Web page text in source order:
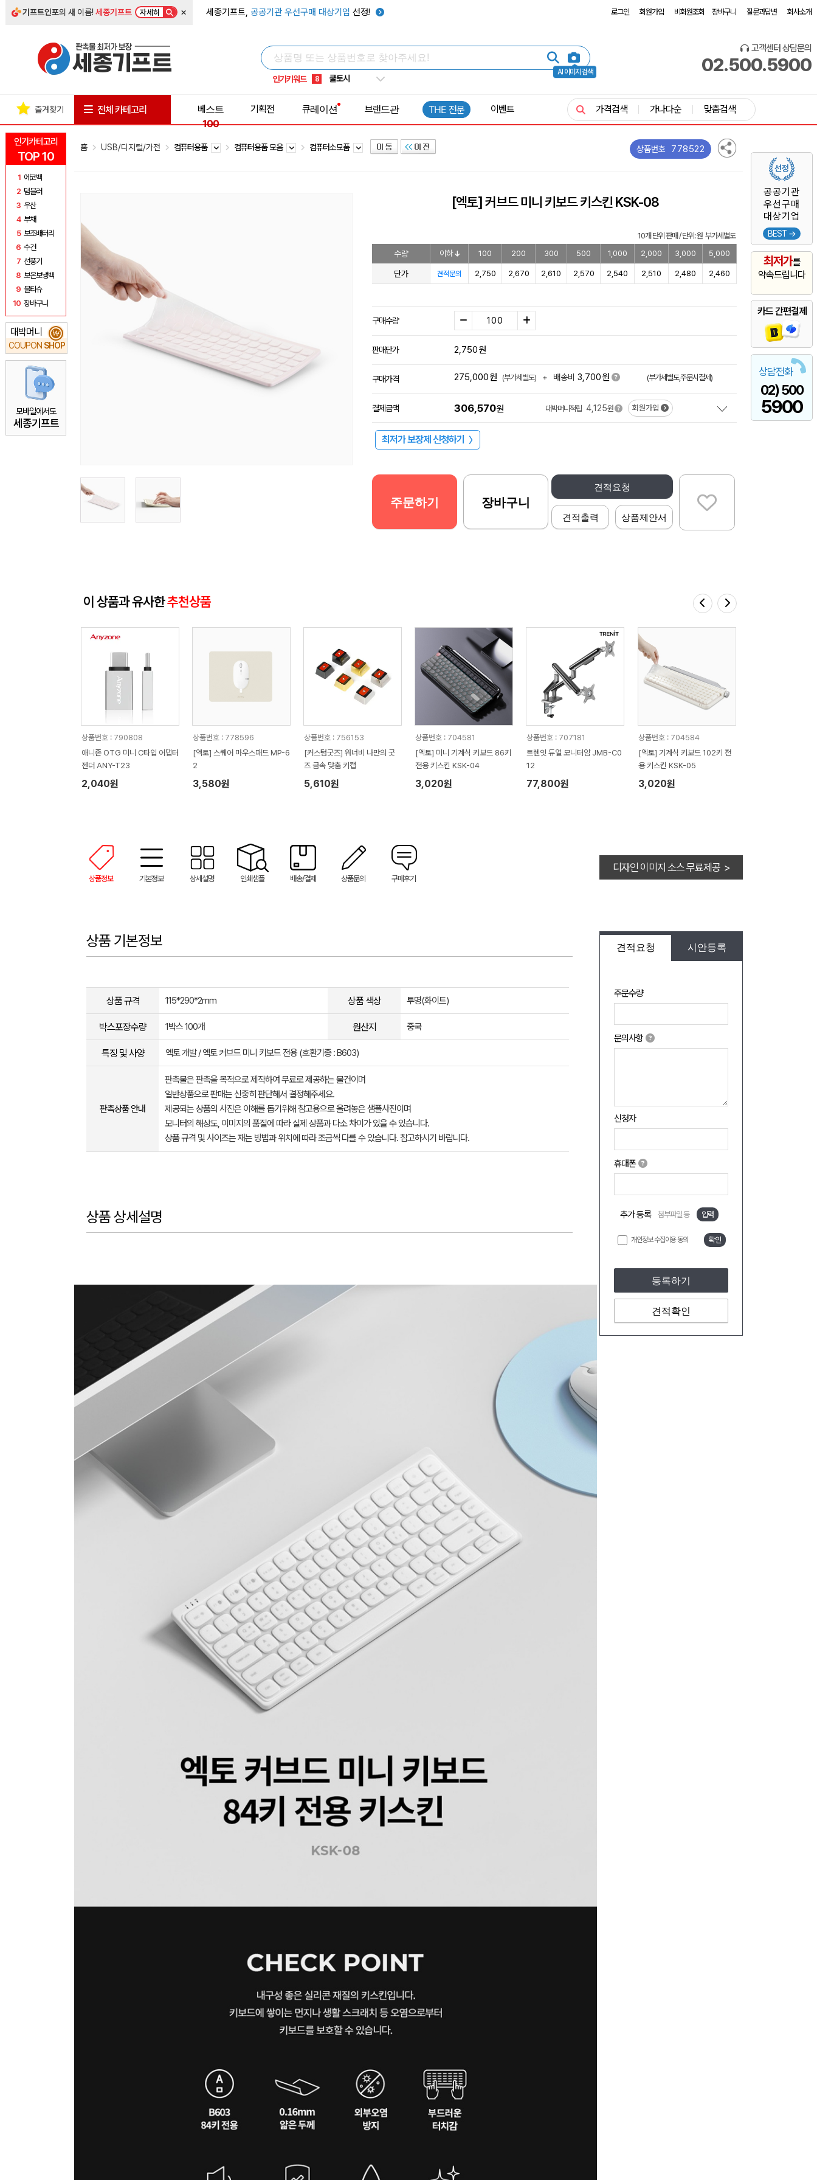
기프트인포의 새 이름!세종기프트 자세히 × 세종기프트, 공공기관 우선구매 대상기업 선정! 로그인 회원가입 비회원조회 장바구니 질문과답변 회사소개
AI 이미지 검색
인기키워드
5 키캡
8 쿨토시
9 넥쿨러
1 선풍기
고객센터 상담문의
02.500.5900
인기카테고리
TOP 10
1 에코백
2 텀블러
3 우산
4 부채
5 보조배터리
6 수건
7 선풍기
8 보온보냉백
9 물티슈
10 장바구니
대박머니
COUPON SHOP
₩
모바일에서도
세종기프트
공공기관
우선구매
대상기업
BEST →
최저가를
약속드립니다
카드 간편결제
상담전화
02) 500
5900
즐겨찾기 전체 카테고리
베스트
100
기획전 큐레이션 브랜드관 THE 전문 이벤트 가격검색 가나다순 맞춤검색
홈 USB/디지털/가전 컴퓨터용품 컴퓨터용품 모음 컴퓨터소모품 상품번호 778522
[엑토] 커브드 미니 키보드 키스킨 KSK-08
10개 단위 판매 / 단위: 원 부가세별도
수량 이하 100 200 300 500 1,000 2,000 3,000 5,000
단가 견적문의 2,750 2,670 2,610 2,570 2,540 2,510 2,480 2,460
구매수량
판매단가 2,750원
구매가격 275,000원 (부가세별도) + 배송비 3,700원 (부가세별도,주문시결제)
결제금액 306,570원 대박머니적립 4,125원 회원가입
최저가 보장제 신청하기 〉
견적요청
견적출력 상품제안서
주문하기 장바구니
이 상품과 유사한추천상품
상품번호 : 790808
애니존 OTG 미니 C타입 어댑터
젠더 ANY-T23
2,040원
상품번호 : 778596
[엑토] 스퀘어 마우스패드 MP-6
2
3,580원
상품번호 : 756153
[커스텀굿즈] 워너비 나만의 굿
즈 금속 맞춤 키캡
5,610원
상품번호 : 704581
[엑토] 미니 기계식 키보드 86키
전용 키스킨 KSK-04
3,020원
상품번호 : 707181
트렌잇 듀얼 모니터암 JMB-C0
12
77,800원
상품번호 : 704584
[엑토] 기계식 키보드 102키 전
용 키스킨 KSK-05
3,020원
상품정보 기본정보 상세설명 인쇄샘플 배송/결제 상품문의 구매후기
디자인 이미지 소스 무료제공 >
견적요청 시안등록
주문수량
문의사항
신청자
휴대폰
추가 등록 첨부파일 등 입력
개인정보 수집이용 동의 확인
등록하기
견적확인
상품 기본정보
상품 규격 115*290*2mm 상품 색상 투명(화이트)
박스포장수량 1박스 100개 원산지 중국
특징 및 사양 엑토 개발 / 엑토 커브드 미니 키보드 전용 (호환기종 : B603)
판촉상품 안내
판촉물은 판촉을 목적으로 제작하여 무료로 제공하는 물건이며
일반상품으로 판매는 신중히 판단해서 결정해주세요.
제공되는 상품의 사진은 이해를 돕기위해 참고용으로 올려놓은 샘플사진이며
모니터의 해상도, 이미지의 품질에 따라 실제 상품과 다소 차이가 있을 수 있습니다.
상품 규격 및 사이즈는 재는 방법과 위치에 따라 조금씩 다를 수 있습니다. 참고하시기 바랍니다.
상품 상세설명